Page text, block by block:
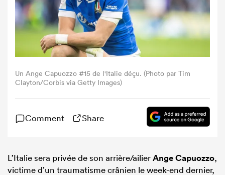
Un Ange Capuozzo #15 de l'Italie déçu. (Photo par Tim
Clayton/Corbis via Getty Images)
Comment Share
L’Italie sera privée de son arrière/ailierAnge Capuozzo,
victime d’un traumatisme crânien le week-end dernier,